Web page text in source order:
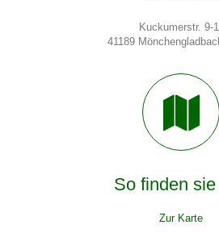
Kuckumerstr. 9-
41189
So finden sie
Zur Karte